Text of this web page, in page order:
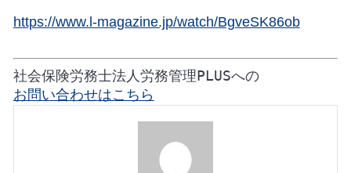
https://www.l-magazine.jp/watch/BgveSK86ob
社会保険労務士法人労務管理PLUSへの
お問い合わせはこちら